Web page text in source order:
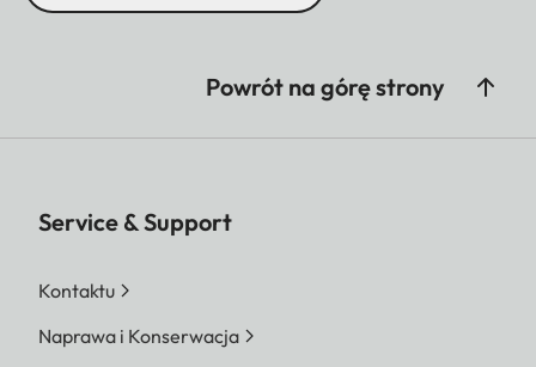
Powrót na górę strony
Service & Support
Kontaktu
Naprawa i Konserwacja